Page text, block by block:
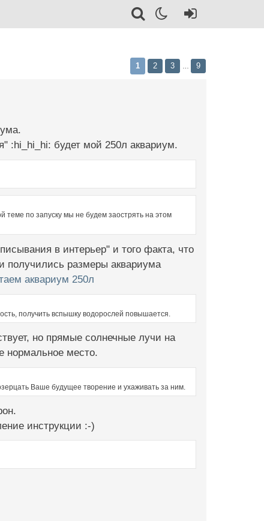
1 2 3 9
:hi_hi_hi: будет мой 250л аквариум.
теме по запуску мы не будем заострять на этом
в интерьер" и того факта, что
получились размеры аквариума
аквариум 250л
получить вспышку водорослей повышается.
но прямые солнечные лучи на
нормальное место.
Ваше будущее творение и ухаживать за ним.
инструкции :-)